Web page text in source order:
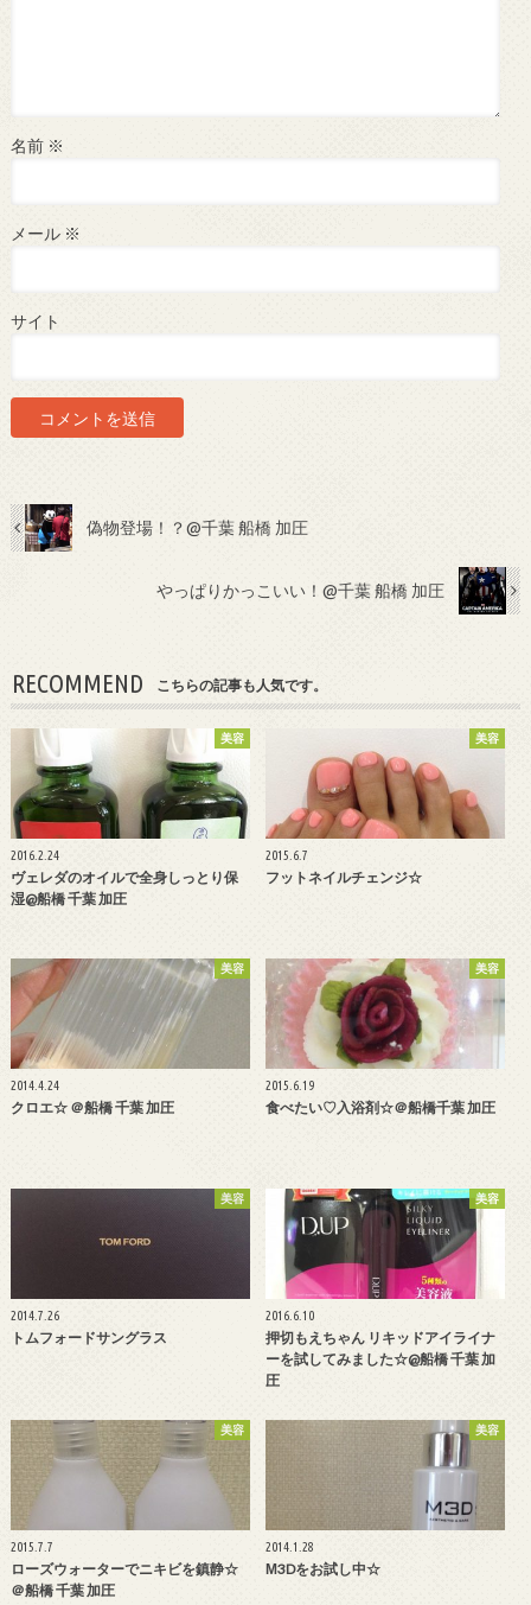
名前 ※
メール ※
サイト
偽物登場！？@千葉 船橋 加圧
やっぱりかっこいい！@千葉 船橋 加圧
RECOMMEND こちらの記事も人気です。
美容
2016.2.24
ヴェレダのオイルで全身しっとり保
湿@船橋 千葉 加圧
美容
2015.6.7
フットネイルチェンジ☆
美容
2014.4.24
クロエ☆ ＠船橋 千葉 加圧
美容
2015.6.19
食べたい♡入浴剤☆＠船橋千葉 加圧
美容
2014.7.26
トムフォードサングラス
美容
2016.6.10
押切もえちゃん リキッドアイライナ
ーを試してみました☆@船橋 千葉 加
圧
美容
2015.7.7
ローズウォーターでニキビを鎮静☆
＠船橋 千葉 加圧
美容
2014.1.28
М3Dをお試し中☆